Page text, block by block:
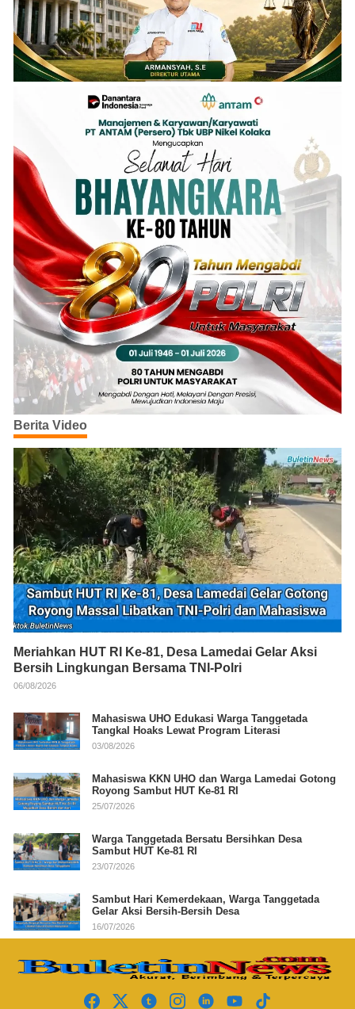
Berita Video
Meriahkan HUT RI Ke-81, Desa Lamedai Gelar Aksi
Bersih Lingkungan Bersama TNI-Polri
06/08/2026
Mahasiswa UHO Edukasi Warga Tanggetada
Tangkal Hoaks Lewat Program Literasi
03/08/2026
Mahasiswa KKN UHO dan Warga Lamedai Gotong
Royong Sambut HUT Ke-81 RI
25/07/2026
Warga Tanggetada Bersatu Bersihkan Desa
Sambut HUT Ke-81 RI
23/07/2026
Sambut Hari Kemerdekaan, Warga Tanggetada
Gelar Aksi Bersih-Bersih Desa
16/07/2026